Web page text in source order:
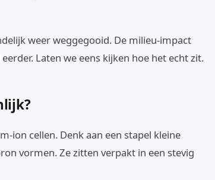
weer weggegooid. De milieu-impact
Laten we eens kijken hoe het echt zit.
ion cellen. Denk aan een stapel kleine
vormen. Ze zitten verpakt in een stevig